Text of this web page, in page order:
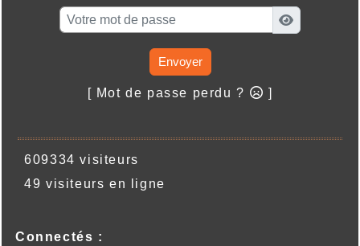
Envoyer
[ Mot de passe perdu ? ]
609334 visiteurs
49 visiteurs en ligne
Connectés :